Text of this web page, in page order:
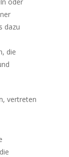
dazu
die
vertreten